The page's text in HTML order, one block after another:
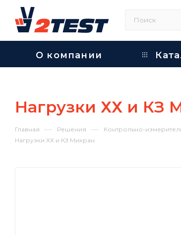
О компании
Нагрузки ХХ и КЗ
Главная — Решения — Контрольно-
Нагрузки ХХ и КЗ Микран